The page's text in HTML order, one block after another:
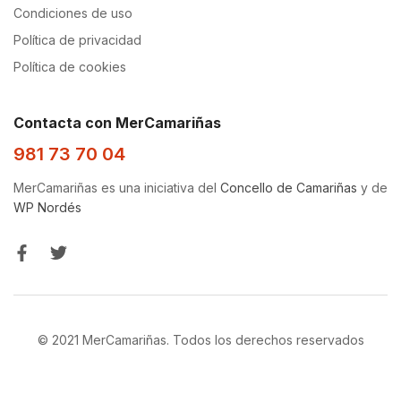
Condiciones de uso
Política de privacidad
Política de cookies
Contacta con MerCamariñas
981 73 70 04
MerCamariñas es una iniciativa del Concello de Camariñas y de
WP Nordés
© 2021 MerCamariñas. Todos los derechos reservados